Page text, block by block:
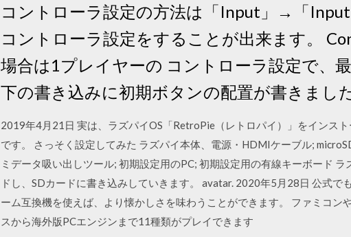
コントローラ設定の方法は「Input」→「
コントローラ設定をすることが出来ます。
場合は1プレイヤーの コントローラ設定で、
下の書き込みに初期ボタンの配置が書きまし
2019年4月21日 実は、ラズパイOS「RetroPie（レトロパイ）」をインス
です。 さっそく設定してみた ラズパイ本体、電源・HDMIケーブル;
ミデータ吸い出しツール; 初期設定用のPC; 初期設定用の有線キーボード
ドし、SDカードに書き込みしていきます。 avatar. 2020年5月28日 公式
ーム互換機を使えば、より懐かしさを味わうことができます。 ファミコ
スから海外版PCエンジンまで11種類がプレイできます